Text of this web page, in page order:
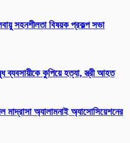
সহনশীলতা বিষয়ক প্রকল্প সভা
ব্যবসায়ীকে কুপিয়ে হত্যা, স্ত্রী আহত
অ্যালামনাই অ্যাসোসিয়েশনের